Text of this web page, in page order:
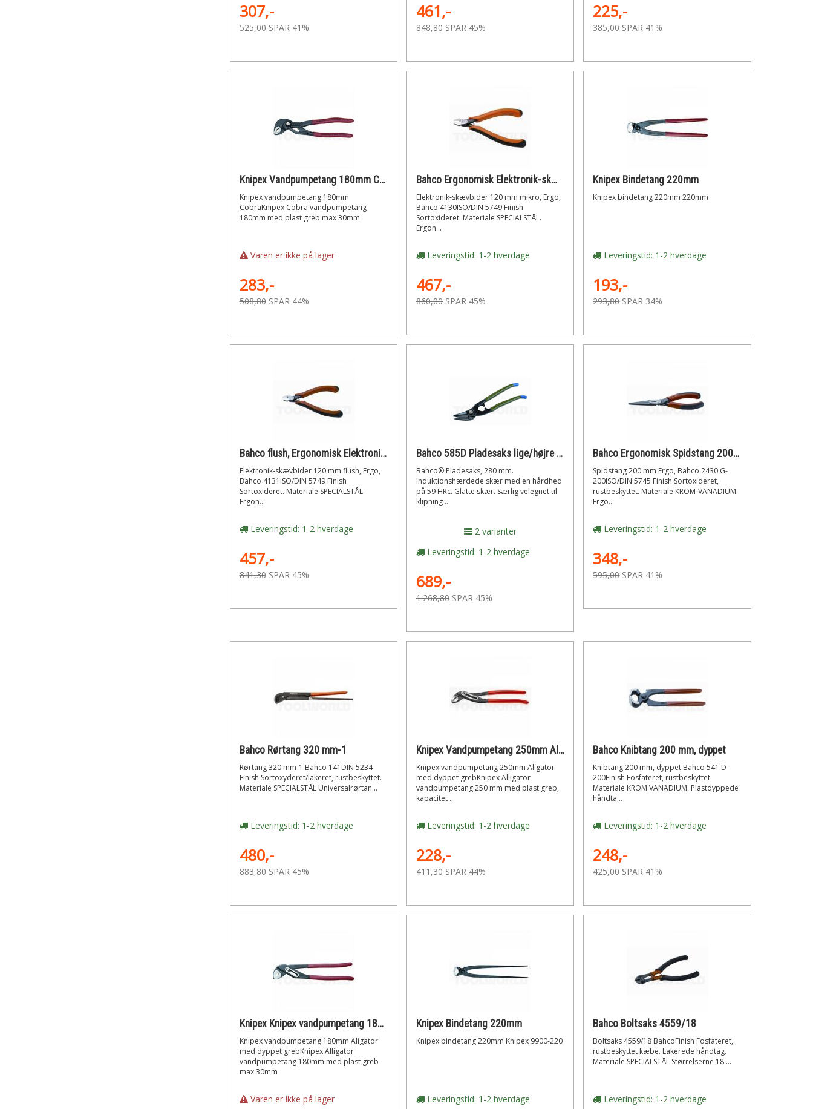
307,-
525,00 SPAR 41%
461,-
848,80 SPAR 45%
225,-
385,00 SPAR 41%
Knipex Vandpumpetang 180mm Cobra
Knipex vandpumpetang 180mm
CobraKnipex Cobra vandpumpetang
180mm med plast greb max 30mm
Varen er ikke på lager
283,-
508,80 SPAR 44%
Bahco Ergonomisk Elektronik-skævbider 120 mm
Elektronik-skævbider 120 mm mikro, Ergo,
Bahco 4130ISO/DIN 5749 Finish
Sortoxideret. Materiale SPECIALSTÅL.
Ergon...
Leveringstid: 1-2 hverdage
467,-
860,00 SPAR 45%
Knipex Bindetang 220mm
Knipex bindetang 220mm 220mm
Leveringstid: 1-2 hverdage
193,-
293,80 SPAR 34%
Bahco flush, Ergonomisk Elektronik-skævbider 120 mm
Elektronik-skævbider 120 mm flush, Ergo,
Bahco 4131ISO/DIN 5749 Finish
Sortoxideret. Materiale SPECIALSTÅL.
Ergon...
Leveringstid: 1-2 hverdage
457,-
841,30 SPAR 45%
Bahco 585D Pladesaks lige/højre klip 280mm
Bahco® Pladesaks, 280 mm.
Induktionshærdede skær med en hårdhed
på 59 HRc. Glatte skær. Særlig velegnet til
klipning ...
2 varianter
Leveringstid: 1-2 hverdage
689,-
1.268,80 SPAR 45%
Bahco Ergonomisk Spidstang 200 mm
Spidstang 200 mm Ergo, Bahco 2430 G-
200ISO/DIN 5745 Finish Sortoxideret,
rustbeskyttet. Materiale KROM-VANADIUM.
Ergo...
Leveringstid: 1-2 hverdage
348,-
595,00 SPAR 41%
Bahco Rørtang 320 mm-1
Rørtang 320 mm-1 Bahco 141DIN 5234
Finish Sortoxyderet/lakeret, rustbeskyttet.
Materiale SPECIALSTÅL Universalrørtan...
Leveringstid: 1-2 hverdage
480,-
883,80 SPAR 45%
Knipex Vandpumpetang 250mm Aligator
Knipex vandpumpetang 250mm Aligator
med dyppet grebKnipex Alligator
vandpumpetang 250 mm med plast greb,
kapacitet ...
Leveringstid: 1-2 hverdage
228,-
411,30 SPAR 44%
Bahco Knibtang 200 mm, dyppet
Knibtang 200 mm, dyppet Bahco 541 D-
200Finish Fosfateret, rustbeskyttet.
Materiale KROM VANADIUM. Plastdyppede
håndta...
Leveringstid: 1-2 hverdage
248,-
425,00 SPAR 41%
Knipex Knipex vandpumpetang 180mm Aligator
Knipex vandpumpetang 180mm Aligator
med dyppet grebKnipex Alligator
vandpumpetang 180mm med plast greb
max 30mm
Varen er ikke på lager
Knipex Bindetang 220mm
Knipex bindetang 220mm Knipex 9900-220
Leveringstid: 1-2 hverdage
Bahco Boltsaks 4559/18
Boltsaks 4559/18 BahcoFinish Fosfateret,
rustbeskyttet kæbe. Lakerede håndtag.
Materiale SPECIALSTÅL Størrelserne 18 ...
Leveringstid: 1-2 hverdage